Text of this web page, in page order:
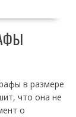
в размере
что она не
о